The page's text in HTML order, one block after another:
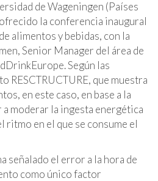
de Wageningen (Países
la conferencia inaugural
alimentos y bebidas, con la
Senior Manager del área de
Según las
RESCTRUCTURE, que muestra
en este caso, en base a la
moderar la ingesta energética
ritmo en el que se consume el
señalado el error a la hora de
como único factor